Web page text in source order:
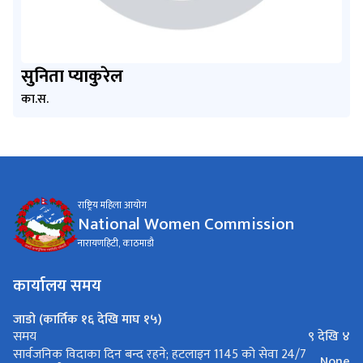
सुनिता प्याकुरेल
का.स.
राष्ट्रिय महिला आयोग
National Women Commission
नारायणहिटी, काठमाडौ
कार्यालय समय
जाडो (कार्तिक १६ देखि माघ १५)
समय
९ देखि ४
सार्वजनिक विदाका दिन बन्द रहने; हटलाइन 1145 को सेवा 24/7